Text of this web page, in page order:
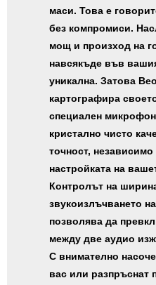
маси. Това е
без компромиси.
мощ и произход на
навсякъде във
уникална. Затова
картографира
специален
кристално чисто
точност,
настройката на
Контролът на
звукоизлъчването
позволява да
между две аудио
С внимателно
вас или разпръснат